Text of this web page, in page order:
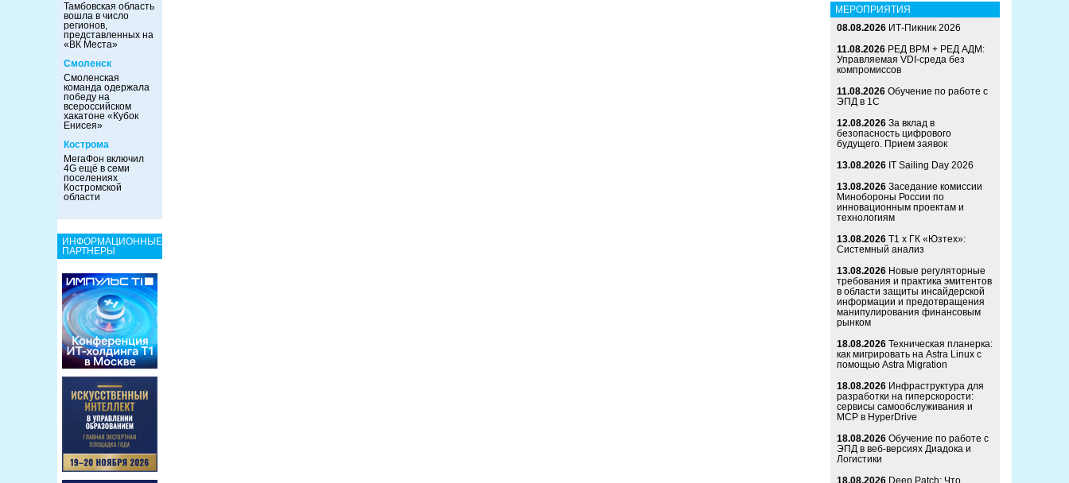
Тамбовская область
вошла в число
регионов,
представленных на
«ВК Места»
Смоленск
Смоленская
команда одержала
победу на
всероссийском
хакатоне «Кубок
Енисея»
Кострома
МегаФон включил
4G ещё в семи
поселениях
Костромской
области
ИНФОРМАЦИОННЫЕ
ПАРТНЕРЫ
МЕРОПРИЯТИЯ
08.08.2026 ИТ-Пикник 2026
11.08.2026 РЕД ВРМ + РЕД АДМ:
Управляемая VDI-среда без
компромиссов
11.08.2026 Обучение по работе с
ЭПД в 1С
12.08.2026 За вклад в
безопасность цифрового
будущего. Прием заявок
13.08.2026 IT Sailing Day 2026
13.08.2026 Заседание комиссии
Минобороны России по
инновационным проектам и
технологиям
13.08.2026 Т1 x ГК «Юзтех»:
Системный анализ
13.08.2026 Новые регуляторные
требования и практика эмитентов
в области защиты инсайдерской
информации и предотвращения
манипулирования финансовым
рынком
18.08.2026 Техническая планерка:
как мигрировать на Astra Linux с
помощью Astra Migration
18.08.2026 Инфраструктура для
разработки на гиперскорости:
сервисы самообслуживания и
MCP в HyperDrive
18.08.2026 Обучение по работе с
ЭПД в веб-версиях Диадока и
Логистики